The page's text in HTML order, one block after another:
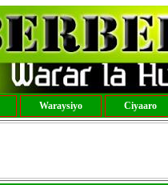
Waraysiyo Ciyaaro